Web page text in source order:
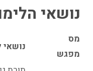
נושאי
מס
מפגש
נושאי